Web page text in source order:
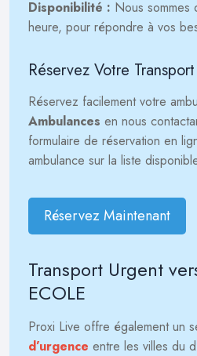
Disponibilité : Nous sommes
heure, pour répondre à vos
Réservez Votre
Réservez facilement votre
Ambulances en nous
formulaire de réservation en
ambulance sur la liste
Réservez Maintenant
Transport Urgent
ECOLE
Proxi Live offre également un
d’urgence entre les villes du